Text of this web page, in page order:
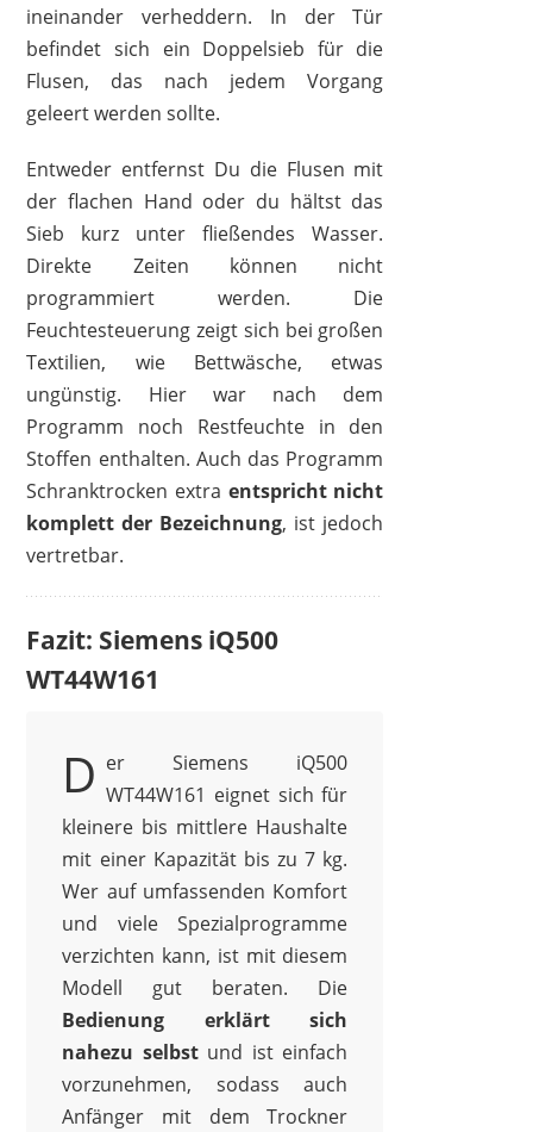
ineinander verheddern. In der Tür
befindet sich ein Doppelsieb für die
Flusen, das nach jedem Vorgang
geleert werden sollte.
Entweder entfernst Du die Flusen mit
der flachen Hand oder du hältst das
Sieb kurz unter fließendes Wasser.
Direkte Zeiten können nicht
programmiert werden. Die
Feuchtesteuerung zeigt sich bei großen
Textilien, wie Bettwäsche, etwas
ungünstig. Hier war nach dem
Programm noch Restfeuchte in den
Stoffen enthalten. Auch das Programm
Schranktrocken extra entspricht nicht
komplett der Bezeichnung, ist jedoch
vertretbar.
Fazit: Siemens iQ500
WT44W161
D er Siemens iQ500
WT44W161 eignet sich für
kleinere bis mittlere Haushalte
mit einer Kapazität bis zu 7 kg.
Wer auf umfassenden Komfort
und viele Spezialprogramme
verzichten kann, ist mit diesem
Modell gut beraten. Die
Bedienung erklärt sich
nahezu selbstund ist einfach
vorzunehmen, sodass auch
Anfänger mit dem Trockner